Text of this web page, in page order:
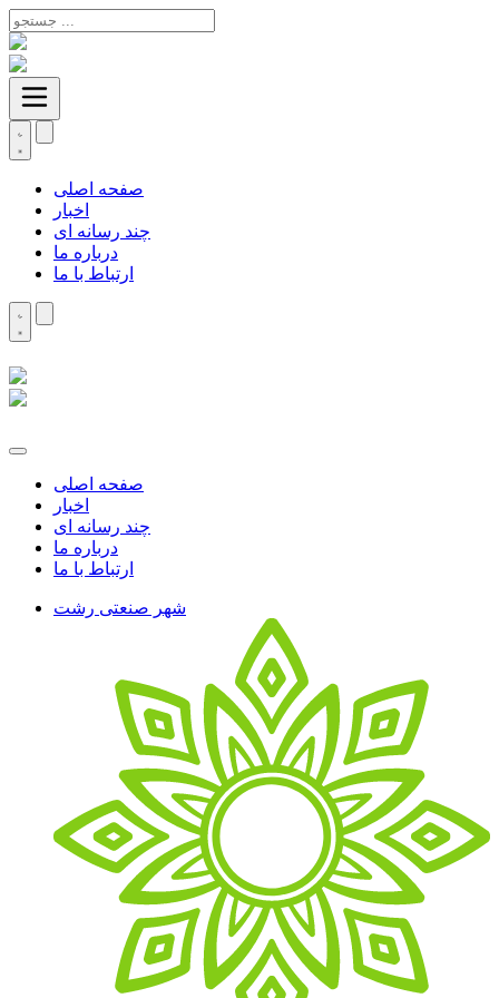
صفحه اصلی
اخبار
چند رسانه ای
درباره ما
ارتباط با ما
صفحه اصلی
اخبار
چند رسانه ای
درباره ما
ارتباط با ما
شهر صنعتی رشت